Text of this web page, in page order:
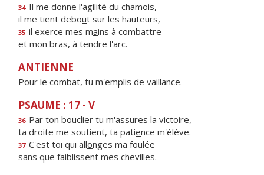
34 Il me donne l'agilité du chamois,
il me tient debout sur les hauteurs,
35 il exerce mes mains à combattre
et mon bras, à tendre l'arc.
ANTIENNE
Pour le combat, tu m'emplis de vaillance.
PSAUME : 17 - V
36 Par ton bouclier tu m'assures la victoire,
ta droite me soutient, ta patience m'élève.
37 C'est toi qui allonges ma foulée
sans que faiblissent mes chevilles.